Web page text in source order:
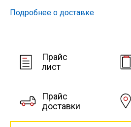
Подробнее о доставке
Прайс
лист
Прайс
доставки